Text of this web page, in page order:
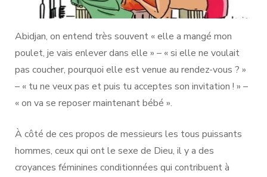
Abidjan, on entend très souvent « elle a mangé mon
poulet, je vais enlever dans elle » – « si elle ne voulait
pas coucher, pourquoi elle est venue au rendez-vous ? »
– « tu ne veux pas et puis tu acceptes son invitation ! » –
« on va se reposer maintenant bébé ».
À côté de ces propos de messieurs les tous puissants
hommes, ceux qui ont le sexe de Dieu, il y a des
croyances féminines conditionnées qui contribuent à